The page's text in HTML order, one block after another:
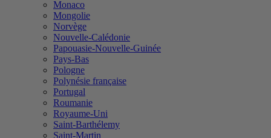
Monaco
Mongolie
Norvège
Nouvelle-Calédonie
Papouasie-Nouvelle-Guinée
Pays-Bas
Pologne
Polynésie française
Portugal
Roumanie
Royaume-Uni
Saint-Barthélemy
Saint-Martin